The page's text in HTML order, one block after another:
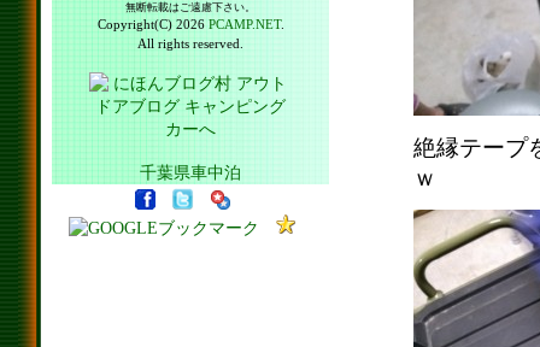
絶縁テープ
ｗ
無断転載はご遠慮下さい。
Copyright(C) 2026 PCAMP.NET.
All rights reserved.
千葉県車中泊